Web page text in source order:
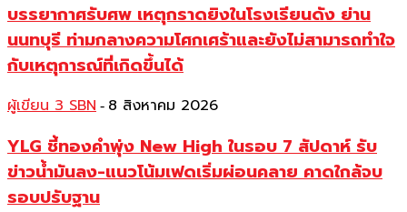
บรรยากาศรับศพ เหตุกราดยิงในโรงเรียนดัง ย่าน
นนทบุรี ท่ามกลางความโศกเศร้าและยังไม่สามารถทำใจ
กับเหตุการณ์ที่เกิดขึ้นได้
ผู้เขียน 3 SBN - 8 สิงหาคม 2026
YLG ชี้ทองคำพุ่ง New High ในรอบ 7 สัปดาห์ รับ
ข่าวน้ำมันลง-แนวโน้มเฟดเริ่มผ่อนคลาย คาดใกล้จบ
รอบปรับฐาน